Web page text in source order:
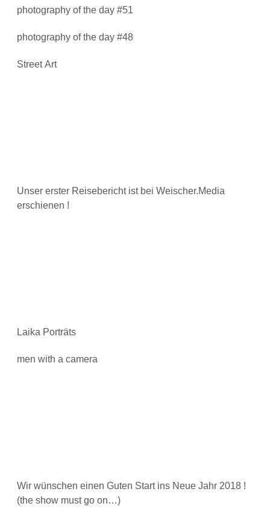
photography of the day #51
photography of the day #48
Street Art
Unser erster Reisebericht ist bei Weischer.Media
erschienen !
Laika Porträts
men with a camera
Wir wünschen einen Guten Start ins Neue Jahr 2018 !
(the show must go on…)